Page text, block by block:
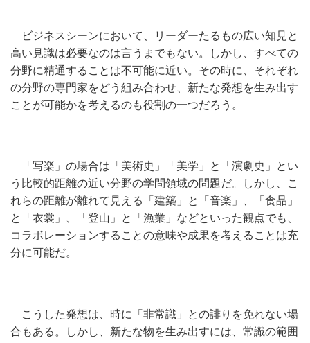
ビジネスシーンにおいて、リーダーたるもの広い知見と
高い見識は必要なのは言うまでもない。しかし、すべての
分野に精通することは不可能に近い。その時に、それぞれ
の分野の専門家をどう組み合わせ、新たな発想を生み出す
ことが可能かを考えるのも役割の一つだろう。
「写楽」の場合は「美術史」「美学」と「演劇史」とい
う比較的距離の近い分野の学問領域の問題だ。しかし、こ
れらの距離が離れて見える「建築」と「音楽」、「食品」
と「衣裳」、「登山」と「漁業」などといった観点でも、
コラボレーションすることの意味や成果を考えることは充
分に可能だ。
こうした発想は、時に「非常識」との誹りを免れない場
合もある。しかし、新たな物を生み出すには、常識の範囲